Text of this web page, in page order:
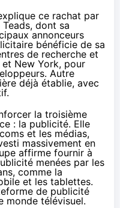
ce rachat par
dont sa
annonceurs
bénéficie de sa
de recherche et
New York, pour
Autre
déjà établie, avec
la troisième
: la publicité. Elle
et les médias,
massivement en
affirme fournir à
menées par les
comme la
et les tablettes.
de publicité
monde télévisuel.